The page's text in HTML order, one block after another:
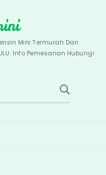
Mini Termurah Dan
Info Pemesanan Hubungi